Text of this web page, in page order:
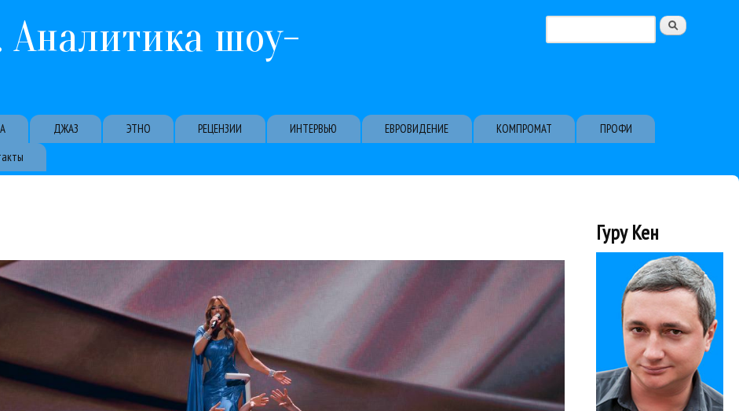
Аналитика шоу-
Форма поиска
ДЖАЗ ЭТНО РЕЦЕНЗИИ ИНТЕРВЬЮ ЕВРОВИДЕНИЕ КОМПРОМАТ
ПРОФИ
Спорные и бесспорные победители премии «Виктория 2026»
Лорак
прошла Российская национальная музыкальная премия «Виктория». На сцене выступили Филипп
Игорь Крутой, Полина Гагарина, Ани Лорак, Дима Билан, Егор Крид, Мари Краймбрери и...
Гуру Кен